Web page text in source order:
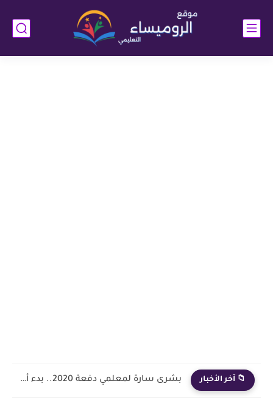
📁 آخر الأخبار بشرى سارة لمعلمي دفعة 2020.. بدء أول خطوة رسمية في...